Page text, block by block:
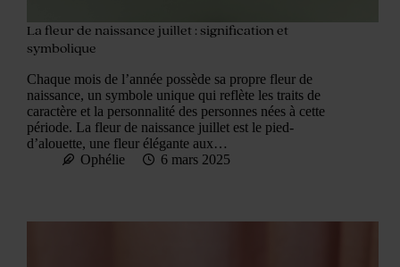
La fleur de naissance juillet : signification et
symbolique
Chaque mois de l’année possède sa propre fleur de
naissance, un symbole unique qui reflète les traits de
caractère et la personnalité des personnes nées à cette
période. La fleur de naissance juillet est le pied-
d’alouette, une fleur élégante aux…
Ophélie
6 mars 2025